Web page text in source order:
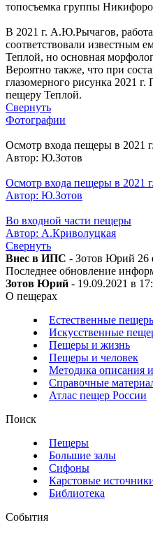
топосъемка группы
В 2021 г. А.Ю.Рычагов,
соответствовали известным
Теплой, но основная
Вероятно также, что при
глазомерного рисунка 2021
пещеру Теплой.
Свернуть
Фотографии
Осмотр входа пещеры в 2021 г.
Автор: Ю.Зотов
Осмотр входа пещеры в 2021 г.
Автор: Ю.Зотов
Во входной части пещеры
Автор: А.Криволуцкая
Свернуть
Внес в ИПС - Зотов Юрий 26
Последнее обновление
Зотов Юрий - 19.09.2021 в
О пещерах
Естественные
Искусственные
Пещеры и жизнь
Пещеры и человек
Методика описания
Справочные
Атлас пещер России
Поиск
Пещеры
Большие залы
Сифоны
Карстовые
Библиотека
События